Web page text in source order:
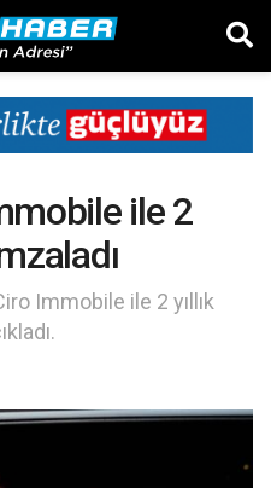
ile 2
Immobile ile 2 yıllık